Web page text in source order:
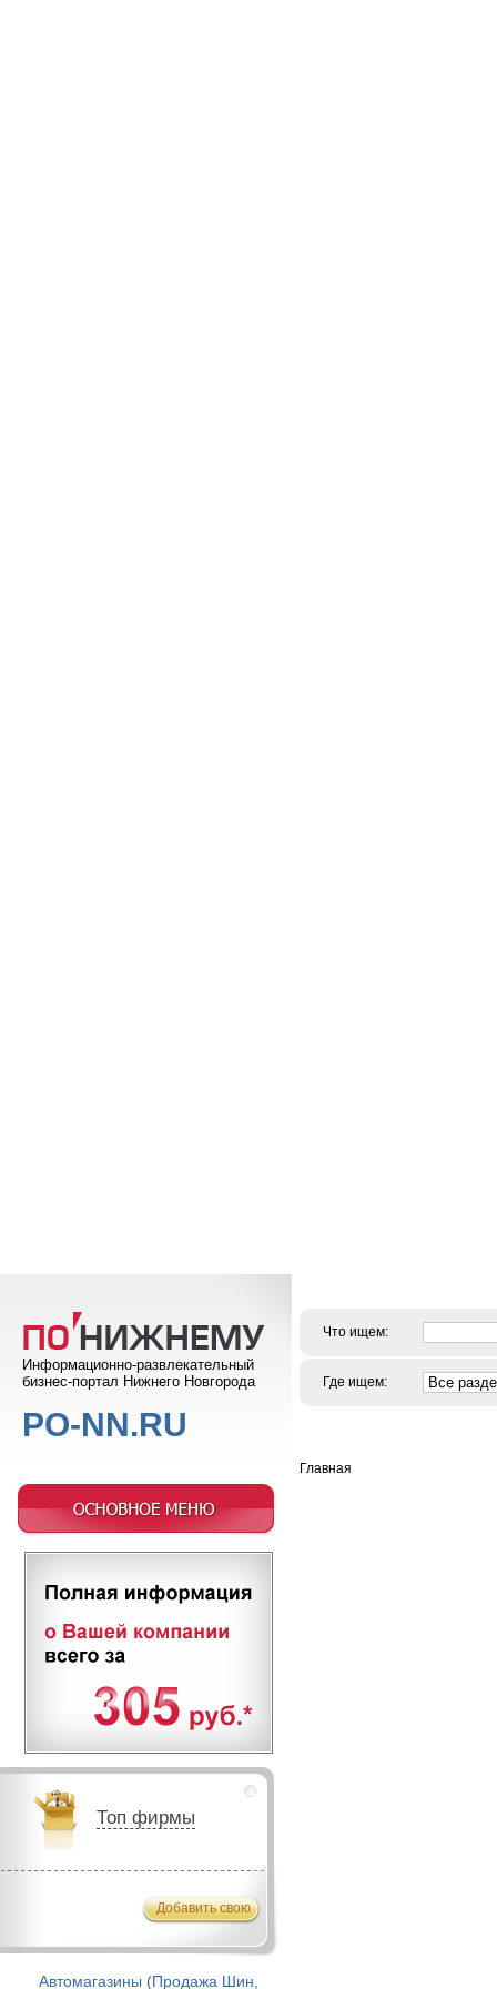
Что ищем:
Где ищем:
Главная
Информационно-развлекательный
бизнес-портал Нижнего Новгорода
PO-NN.RU
Топ фирмы
Добавить свою
Автомагазины (Продажа Шин,